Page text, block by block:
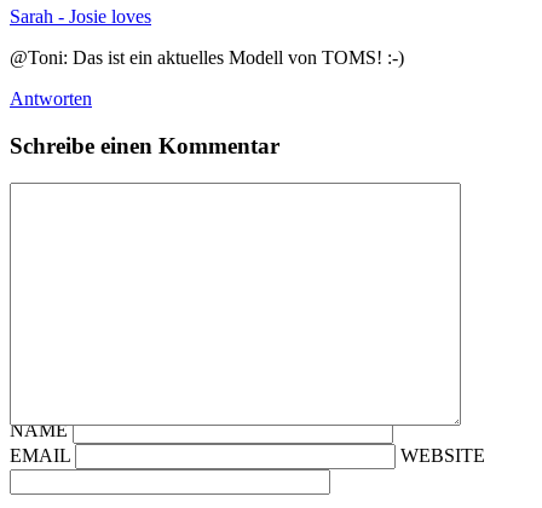
Sarah - Josie loves
@Toni: Das ist ein aktuelles Modell von TOMS! :-)
Antworten
Schreibe einen Kommentar
NAME
EMAIL
WEBSITE